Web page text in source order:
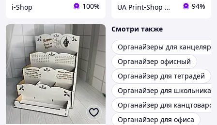
i-Shop 100% UA Print-Shop ​💙💛 94%
Смотри также
Органайзеры для
Органайзер офисный
Органайзер для тетрадей
Органайзер для школьника
Органайзер для канцтоваров
Органайзер для офиса